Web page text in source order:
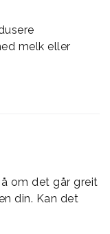
melk eller
om det går greit
din. Kan det